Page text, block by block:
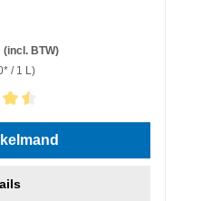
(incl. BTW)
/ 1 L)
4.5 van 5 sterren